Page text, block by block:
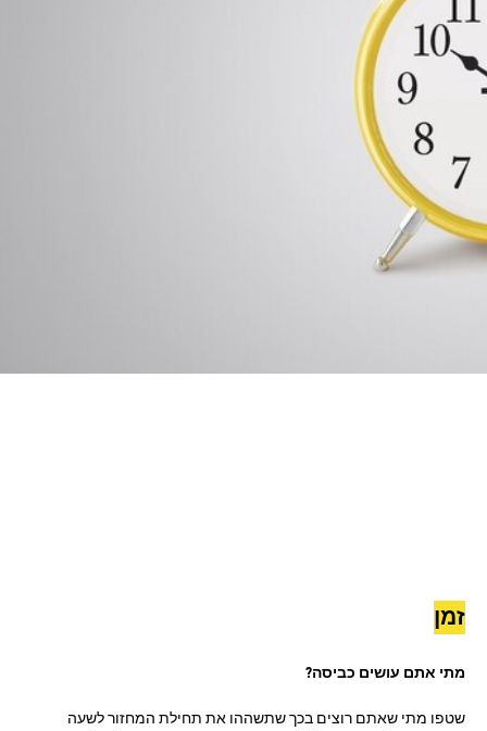
זמן
מתי אתם עושים כביסה?
שטפו מתי שאתם רוצים בכך שתשההו את תחילת המחזור לשעה